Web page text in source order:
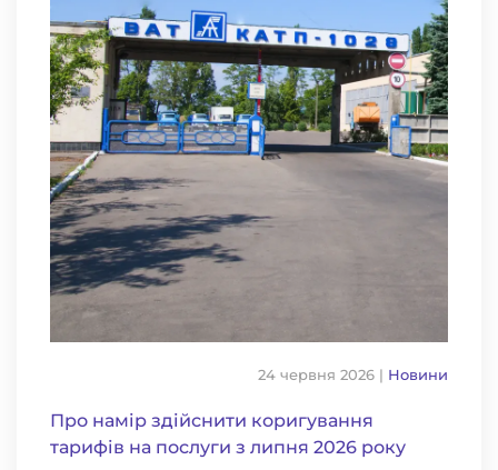
24 червня 2026 | Новини
Про намір здійснити коригування
тарифів на послуги з липня 2026 року